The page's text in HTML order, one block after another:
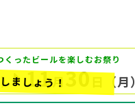
ったビールを楽しむお祭り
11月 30 （月）
ましょう！